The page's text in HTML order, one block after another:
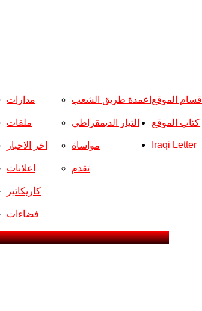
اقسام الموقع مدارات
ملفات
اخر الاخبار
اعلانات
كاريكاتير
فضاءات
اعمدة طريق الشعب
التيار الديمقراطي
مواساة
تقدم
كتاب الموقع
Iraqi Letter